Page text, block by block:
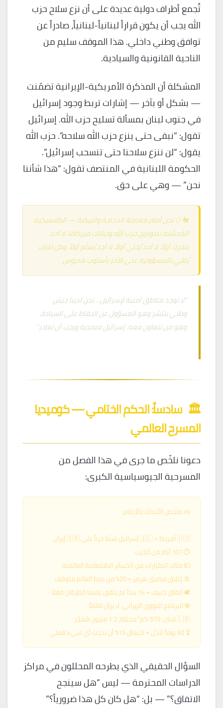
تُجمع أطراف دولية عديدة على أن نزع سلاح حزب
الله يجب أن يكون قراراً لبنانياً-لبنانياً، صادراً عن
توافق وطني داخلي. هذا الموقف سليم من
الناحية القانونية والسيادية.
المشكلة أن المذكرة الأمريكية-الإيرانية تضمّنت
— بشكل أو بآخر — إشارات تربط وجود إسرائيل
في جنوب لبنان بمسألة تسليح حزب الله. إسرائيل
تقول: “نبقى حتى ينزع حزب الله سلاحه”. حزب الله
يقول: “لن ننزع سلاحنا حتى تنسحب إسرائيل”.
الحكومة اللبنانية في المنتصف تقول: “هذا شأننا
نحن” — وهي على حق.
🐔🥚 نحن أمام معضلة الدجاجة والبيضة — الكلاسيكية
المُحسَّنة بصواريخ حزب الله ودبابات ميركافا. لا أحد
يتحرك أولاً. لا أحد يُخلي أولاً. لا أحد يُسلّم أولاً. وكل طرف
يُلقي بالمسؤولية على الآخر بأسلوب مدروس.
“لا توجد مناطق أمنية لإسرائيل… نحن لدينا جيش
وطني ينتشر وهو المسؤول عن الحفاظ على السيادة،
وهو من نتعاون معه. إسرائيل معتدية ويجب أن تغادر.”
🏛️ سادساً: الحكم الختامي — كوميديا
المسرح العالمي
دعونا نلخّص ما جرى في هذا الفصل من
المسرحية الجيوسياسية الكبرى:
📜 ملخص الأحداث بالأرقام:
🇺🇸 أمريكا + 🇮🇱 إسرائيل شنّتا حرباً على 🇮🇷 إيران
⏱ 107 أيام من الحرب
💵 مئات المليارات من الخسائر الاقتصادية العالمية
🚢 إغلاق مضيق هرمز = 20% من نفط العالم متوقف
🕊️ اتفاق جنيف = 14 بنداً لم يتفق عليها الطرفان فعلاً
☢️ البرنامج النووي الإيراني: لا يزال قائماً
🇱🇧 لبنان: 570 كم² محتلة، 1.2 مليون مُهجَّر
⏳ 60 يوماً للحلّ = احتمال 15% أن يحدث أي شيء فعلي
السؤال الحقيقي الذي يطرحه المحللون في مراكز
الدراسات المحترمة — ليس “هل سينجح
الاتفاق؟” — بل: “هل كان كل هذا ضرورياً؟”